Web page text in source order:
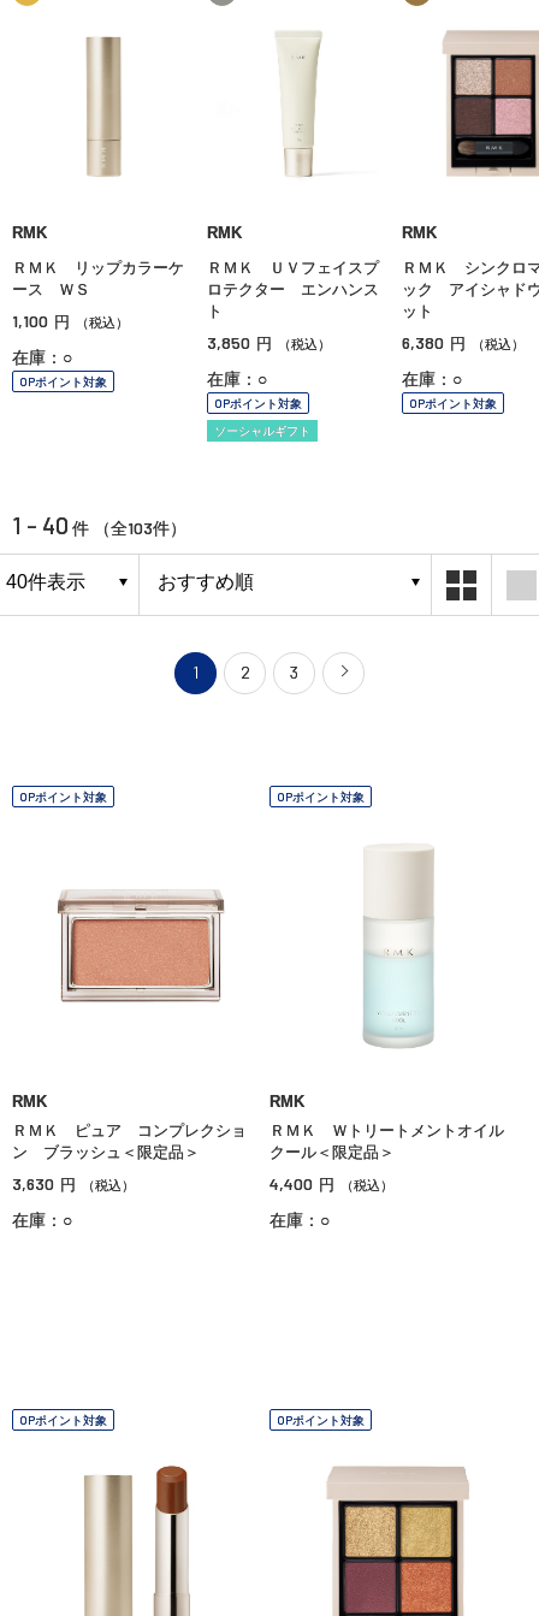
RMK
ＲＭＫ リップカラーケ
ース ＷＳ
1,100 円 （税込）
在庫：○
OPポイント対象
RMK
ＲＭＫ ＵＶフェイスプ
ロテクター エンハンス
ト
3,850 円 （税込）
在庫：○
OPポイント対象
ソーシャルギフト
RMK
ＲＭＫ シンクロ
ック アイシャド
ット
6,380 円 （税込）
在庫：○
OPポイント対象
1 - 40 件 （全103件）
1 2 3
OPポイント対象
RMK
ＲＭＫ ピュア コンプレクショ
ン ブラッシュ＜限定品＞
3,630 円 （税込）
在庫：○
OPポイント対象
RMK
ＲＭＫ Ｗトリートメントオイル
クール＜限定品＞
4,400 円 （税込）
在庫：○
OPポイント対象 OPポイント対象